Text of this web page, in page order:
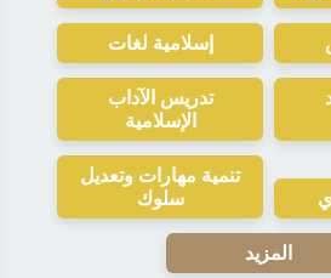
إسلامية لغات
تدريس الآداب
الإسلامية
تنمية مهارات وتعديل
سلوك
المزيد